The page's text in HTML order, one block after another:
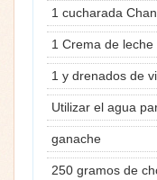
1 cucharada
1 Crema de leche
1 y drenados de
Utilizar el agua
ganache
250 gramos de